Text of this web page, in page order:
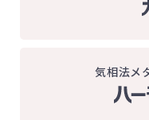
気相法メ